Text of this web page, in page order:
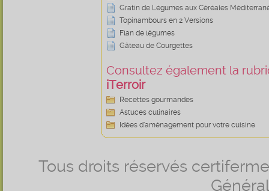
Gratin de Légumes aux Céréales
Topinambours en 2 Versions
Flan de légumes
Gâteau de Courgettes
Consultez également la
iTerroir
Recettes gourmandes
Astuces culinaires
Idées d’aménagement pour votre cuisine
Tous droits réservés